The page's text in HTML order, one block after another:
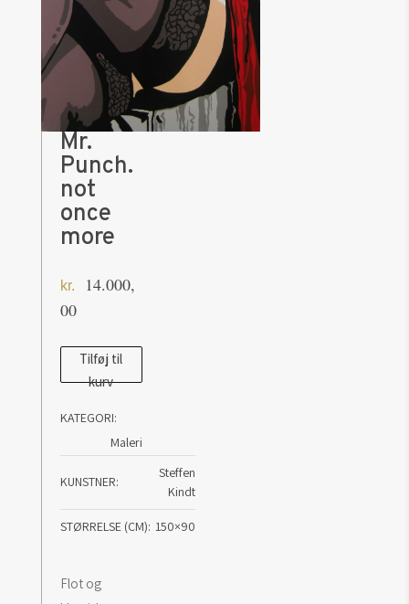
Mr.
Punch.
not
once
more
kr.
14.000,
00
Punch.
more
antal
Tilføj til
kurv
KATEGORI:
Maleri
KUNSTNER
Steffen
Kindt
STØRRELSE (CM) 150×90
Flot og